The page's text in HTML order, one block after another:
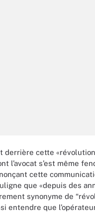
derrière cette
l’avocat s’est même
cette
que «depuis des
synonyme de
entendre que